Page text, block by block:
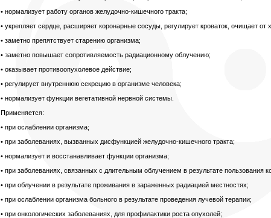
• нормализует работу органов желудочно-кишечного тракта;
• укрепляет сердце, расширяет коронарные сосуды, регулирует кроваток, очищает от
• заметно препятствует старению организма;
• заметно повышает сопротивляемость радиационному облучению;
• оказывает противоопухолевое действие;
• регулирует внутреннюю секрецию в организме человека;
• нормализует функции вегетативной нервной системы.
Применяется:
• при ослаблении организма;
• при заболеваниях, вызванных дисфункцией желудочно-кишечного тракта;
• нормализует и восстанавливает функции организма;
• при заболеваниях, связанных с длительным облучением в результате пользования
• при облучении в результате проживания в зараженных радиацией местностях;
• при ослаблении организма больного в результате проведения лучевой терапии;
• при онкологических заболеваниях, для профилактики роста опухолей;